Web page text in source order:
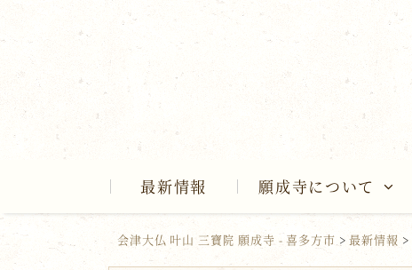
to
content
最新情報 願成寺について
会津大仏 叶山 三寶院 願成寺 - 喜多方市 >最新情報 >